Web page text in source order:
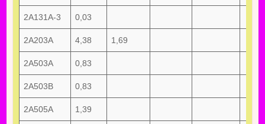
2А131А-3 0,03
2А203А 4,38 1,69
2А503А 0,83
2А503В 0,83
2А505А 1,39